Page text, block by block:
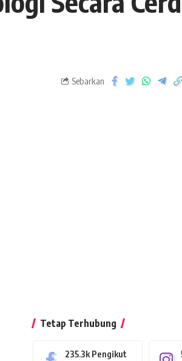
Sebarkan
Tetap Terhubung
235.3k Pengikut